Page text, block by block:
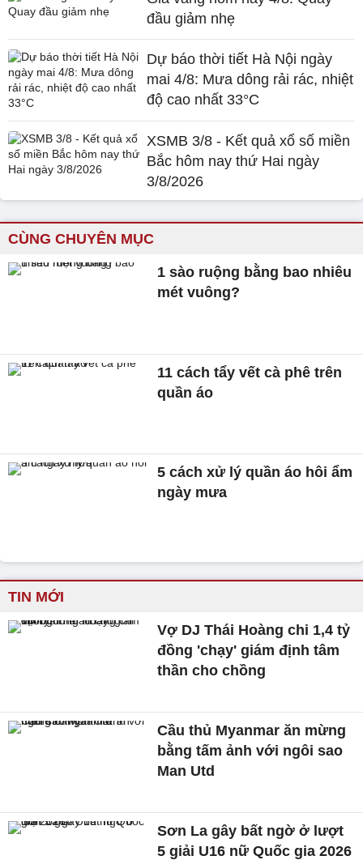
đầu giảm nhẹ
Dự báo thời tiết Hà Nội ngày
mai 4/8: Mưa dông rải rác, nhiệt
độ cao nhất 33°C
XSMB 3/8 - Kết quả xổ số miền
Bắc hôm nay thứ Hai ngày
3/8/2026
CÙNG CHUYÊN MỤC
1 sào ruộng bằng bao nhiêu
mét vuông?
11 cách tẩy vết cà phê trên
quần áo
5 cách xử lý quần áo hôi ẩm
ngày mưa
TIN MỚI
Vợ DJ Thái Hoàng chi 1,4 tỷ
đồng 'chạy' giám định tâm
thần cho chồng
Cầu thủ Myanmar ăn mừng
bằng tấm ảnh với ngôi sao
Man Utd
Sơn La gây bất ngờ ở lượt
5 giải U16 nữ Quốc gia 2026